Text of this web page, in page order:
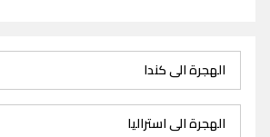
الهجرة الى كندا
الهجرة الى استراليا